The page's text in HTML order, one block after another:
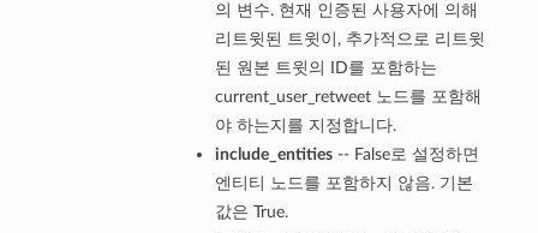
의 변수. 현재 인증된 사용자에 의해
리트윗된 트윗이, 추가적으로 리트윗
된 원본 트윗의 ID를 포함하는
current_user_retweet 노드를 포함해
야 하는지를 지정합니다.
include_entities-- False로 설정하면
엔티티 노드를 포함하지 않음. 기본
값은 True.